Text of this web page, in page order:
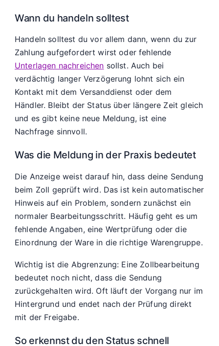
Wann du handeln solltest
Handeln solltest du vor allem dann, wenn du zur
Zahlung aufgefordert wirst oder fehlende
Unterlagen nachreichen sollst. Auch bei
verdächtig langer Verzögerung lohnt sich ein
Kontakt mit dem Versanddienst oder dem
Händler. Bleibt der Status über längere Zeit gleich
und es gibt keine neue Meldung, ist eine
Nachfrage sinnvoll.
Was die Meldung in der Praxis bedeutet
Die Anzeige weist darauf hin, dass deine Sendung
beim Zoll geprüft wird. Das ist kein automatischer
Hinweis auf ein Problem, sondern zunächst ein
normaler Bearbeitungsschritt. Häufig geht es um
fehlende Angaben, eine Wertprüfung oder die
Einordnung der Ware in die richtige Warengruppe.
Wichtig ist die Abgrenzung: Eine Zollbearbeitung
bedeutet noch nicht, dass die Sendung
zurückgehalten wird. Oft läuft der Vorgang nur im
Hintergrund und endet nach der Prüfung direkt
mit der Freigabe.
So erkennst du den Status schnell